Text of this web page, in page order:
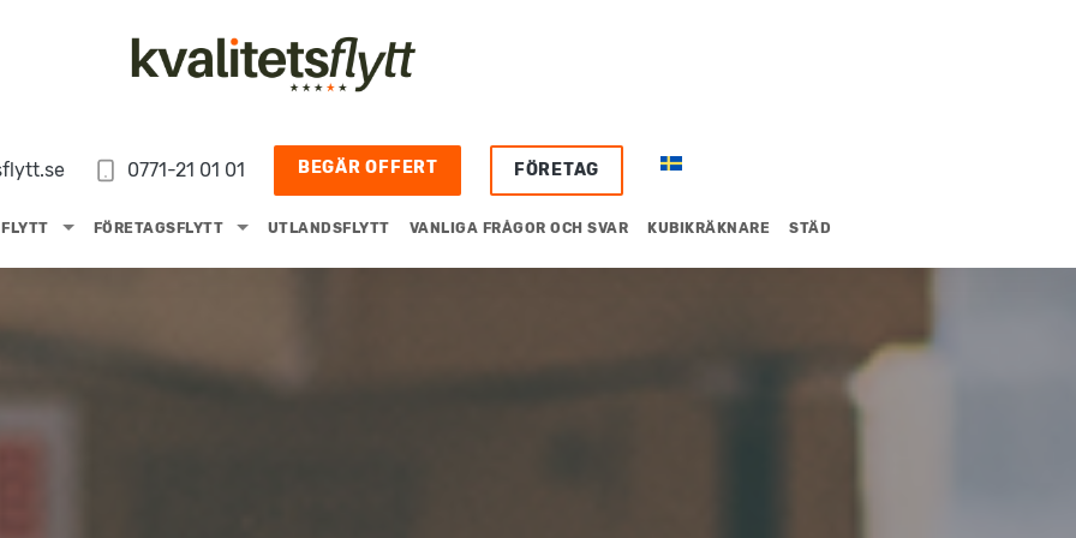
0771-21 01 01 BEGÄR OFFERT FÖRETAG
FLYTT FÖRETAGSFLYTT UTLANDSFLYTT VANLIGA FRÅGOR OCH SVAR KUBIKRÄKNARE STÄD